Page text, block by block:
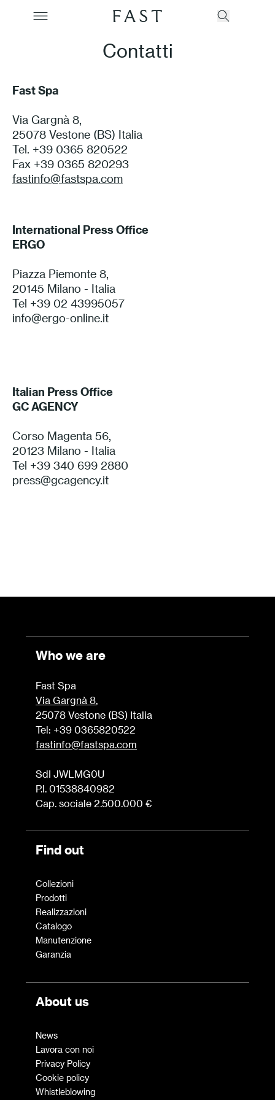
Azienda
Collezioni
Prodotti
Color Revolution
Press
Professionisti
EN IT
Contatti
Fast Spa
Via Gargnà 8,
25078 Vestone (BS) Italia
Tel. +39 0365 820522
Fax +39 0365 820293
fastinfo@fastspa.com
International Press Office
ERGO
Piazza Piemonte 8,
20145 Milano - Italia
Tel +39 02 43995057
info@ergo-online.it
Italian Press Office
GC AGENCY
Corso Magenta 56,
20123 Milano - Italia
Tel +39 340 699 2880
press@gcagency.it
Who we are
Fast Spa
Via Gargnà 8,
25078 Vestone (BS) Italia
Tel: +39 0365820522
fastinfo@fastspa.com
SdI JWLMG0U
P.I. 01538840982
Cap. sociale 2.500.000 €
Find out
Collezioni
Prodotti
Realizzazioni
Catalogo
Manutenzione
Garanzia
About us
News
Lavora con noi
Privacy Policy
Cookie policy
Whistleblowing